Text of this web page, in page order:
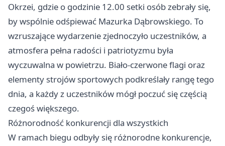
Okrzei, gdzie o godzinie 12.00 setki osób zebrały się,
by wspólnie odśpiewać Mazurka Dąbrowskiego. To
wzruszające wydarzenie zjednoczyło uczestników, a
atmosfera pełna radości i patriotyzmu była
wyczuwalna w powietrzu. Biało-czerwone flagi oraz
elementy strojów sportowych podkreślały rangę tego
dnia, a każdy z uczestników mógł poczuć się częścią
czegoś większego.
Różnorodność konkurencji dla wszystkich
W ramach biegu odbyły się różnorodne konkurencje,